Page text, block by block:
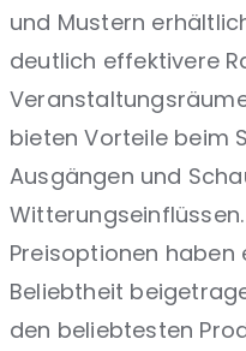
und Mustern
deutlich effektivere
bieten Vorteile beim
Ausgängen und
Preisoptionen haben
Beliebtheit
den beliebtesten